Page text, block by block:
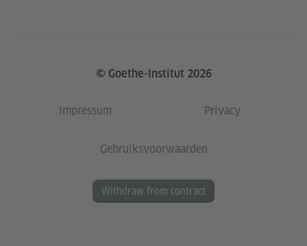
© Goethe-Institut 2026
Impressum Privacy
Gebruiksvoorwaarden
Withdraw from contract